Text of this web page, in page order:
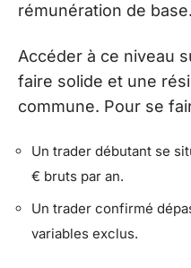
rémunération de base.
Accéder à ce niveau
faire solide et une
commune. Pour se
Un trader débutant se
€ bruts par an.
Un trader confirmé
variables exclus.